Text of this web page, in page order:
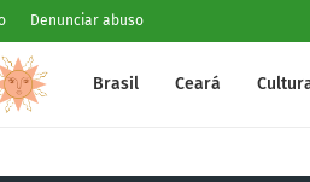
Denunciar abuso
Brasil Ceará